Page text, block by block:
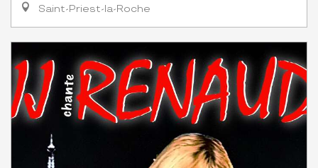
Saint-Priest-la-Roche